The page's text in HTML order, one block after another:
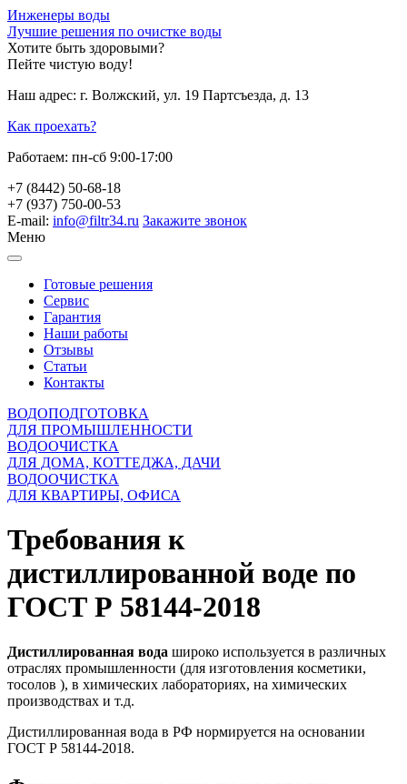
Инженеры воды
Лучшие решения по очистке воды
Хотите быть здоровыми?
Пейте чистую воду!
Наш адрес: г. Волжский, ул. 19 Партсъезда, д. 13
Как проехать?
Работаем: пн-сб 9:00-17:00
+7 (8442) 50-68-18
+7 (937) 750-00-53
E-mail: info@filtr34.ru Закажите звонок
Меню
Готовые решения
Сервис
Гарантия
Наши работы
Отзывы
Статьи
Контакты
ВОДОПОДГОТОВКА
ДЛЯ ПРОМЫШЛЕННОСТИ
ВОДООЧИСТКА
ДЛЯ ДОМА, КОТТЕДЖА, ДАЧИ
ВОДООЧИСТКА
ДЛЯ КВАРТИРЫ, ОФИСА
Требования к
дистиллированной воде по
ГОСТ Р 58144-2018
Дистиллированная вода широко используется в различных
отраслях промышленности (для изготовления косметики,
тосолов ), в химических лабораториях, на химических
производствах и т.д.
Дистиллированная вода в РФ нормируется на основании
ГОСТ Р 58144-2018.